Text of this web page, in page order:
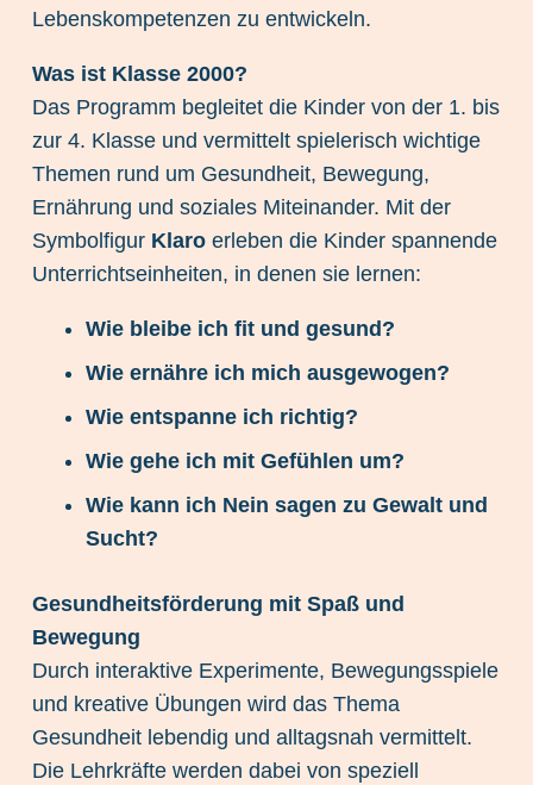
Lebenskompetenzen zu entwickeln.
Was ist Klasse 2000?
Das Programm begleitet die Kinder von der 1. bis
zur 4. Klasse und vermittelt spielerisch wichtige
Themen rund um Gesundheit, Bewegung,
Ernährung und soziales Miteinander. Mit der
Symbolfigur Klaro erleben die Kinder spannende
Unterrichtseinheiten, in denen sie lernen:
Wie bleibe ich fit und gesund?
Wie ernähre ich mich ausgewogen?
Wie entspanne ich richtig?
Wie gehe ich mit Gefühlen um?
Wie kann ich Nein sagen zu Gewalt und
Sucht?
Gesundheitsförderung mit Spaß und
Bewegung
Durch interaktive Experimente, Bewegungsspiele
und kreative Übungen wird das Thema
Gesundheit lebendig und alltagsnah vermittelt.
Die Lehrkräfte werden dabei von speziell